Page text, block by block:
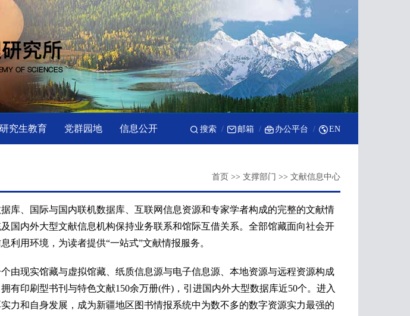
研究生教育 党群园地 信息公开 搜索 邮箱 办公平台 EN
首页 >> 支撑部门 >> 文献信息中心
库、国际与国内联机数据库、互联网信息资源和专家学者构成的完整的文献情
国内外大型文献信息机构保持业务联系和馆际互借关系。全部馆藏面向社会开
利用环境，为读者提供“一站式”文献情报服务。
现实馆藏与虚拟馆藏、纸质信息源与电子信息源、本地资源与远程资源构成
有印刷型书刊与特色文献150余万册(件)，引进国内外大型数据库近50个。进入
力和自身发展，成为新疆地区图书情报系统中为数不多的数字资源实力最强的